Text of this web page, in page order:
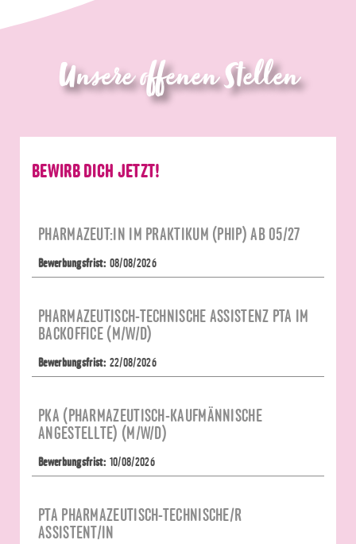
Unsere offenen Stellen
BEWIRB DICH JETZT!
PHARMAZEUT:IN IM PRAKTIKUM (PHIP) AB 05/27
08/08/2026
PHARMAZEUTISCH-TECHNISCHE ASSISTENZ PTA IM
BACKOFFICE (M/W/D)
22/08/2026
PKA (PHARMAZEUTISCH-KAUFMÄNNISCHE
ANGESTELLTE) (M/W/D)
10/08/2026
PTA PHARMAZEUTISCH-TECHNISCHE/R
ASSISTENT/IN